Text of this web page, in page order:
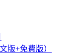
版+免費版）